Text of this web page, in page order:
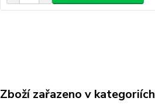
Zboží zařazeno v kategoriích